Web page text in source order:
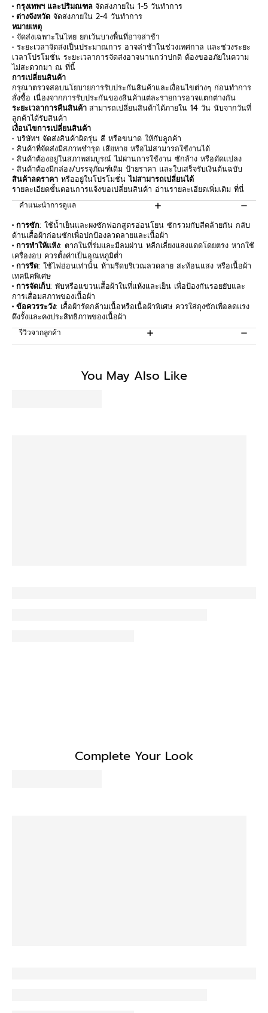
• กรุงเทพฯ และปริมณฑล จัดส่งภายใน 1-5 วันทำการ
• ต่างจังหวัด จัดส่งภายใน 2-4 วันทำการ
หมายเหตุ
• จัดส่งเฉพาะในไทย ยกเว้นบางพื้นที่อาจล่าช้า
• ระยะเวลาจัดส่งเป็นประมาณการ อาจล่าช้าในช่วงเทศกาล และช่วงระยะ
เวลาโปรโมชั่น ระยะเวลาการจัดส่งอาจนานกว่าปกติ ต้องขออภัยในความ
ไม่สะดวกมา ณ ที่นี้
การเปลี่ยนสินค้า
กรุณาตรวจสอบนโยบายการรับประกันสินค้าและเงื่อนไขต่างๆ ก่อนทำการ
สั่งซื้อ เนื่องจากการรับประกันของสินค้าแต่ละรายการอาจแตกต่างกัน
ระยะเวลาการคืนสินค้า สามารถเปลี่ยนสินค้าได้ภายใน 14 วัน นับจากวันที่
ลูกค้าได้รับสินค้า
เงื่อนไขการเปลี่ยนสินค้า
• บริษัทฯ จัดส่งสินค้าผิดรุ่น สี หรือขนาด ให้กับลูกค้า
• สินค้าที่จัดส่งมีสภาพชำรุด เสียหาย หรือไม่สามารถใช้งานได้
• สินค้าต้องอยู่ในสภาพสมบูรณ์ ไม่ผ่านการใช้งาน ซักล้าง หรือดัดแปลง
• สินค้าต้องมีกล่อง/บรรจุภัณฑ์เดิม ป้ายราคา และใบเสร็จรับเงินต้นฉบับ
สินค้าลดราคา หรืออยู่ในโปรโมชั่นไม่สามารถเปลี่ยนได้
รายละเอียดขั้นตอนการแจ้งขอเปลี่ยนสินค้า อ่านรายละเอียดเพิ่มเติม ที่นี่
คำแนะนำการดูแล
• การซัก: ใช้น้ำเย็นและผงซักฟอกสูตรอ่อนโยน ซักรวมกับสีคล้ายกัน กลับ
ด้านเสื้อผ้าก่อนซักเพื่อปกป้องลวดลายและเนื้อผ้า
• การทำให้แห้ง: ตากในที่ร่มและมีลมผ่าน หลีกเลี่ยงแสงแดดโดยตรง หากใช้
เครื่องอบ ควรตั้งค่าเป็นอุณหภูมิต่ำ
• การรีด: ใช้ไฟอ่อนเท่านั้น ห้ามรีดบริเวณลวดลาย สะท้อนแสง หรือเนื้อผ้า
เทคนิคพิเศษ
• การจัดเก็บ: พับหรือแขวนเสื้อผ้าในที่แห้งและเย็น เพื่อป้องกันรอยยับและ
การเสื่อมสภาพของเนื้อผ้า
• ข้อควรระวัง: เสื้อผ้ารัดกล้ามเนื้อหรือเนื้อผ้าพิเศษ ควรใส่ถุงซักเพื่อลดแรง
ดึงรั้งและคงประสิทธิภาพของเนื้อผ้า
รีวิวจากลูกค้า
Be the first to write a review
You May Also Like
Complete Your Look